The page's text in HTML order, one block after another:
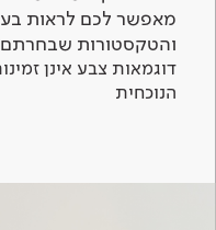
מאפשר לכם לראות
והטקסטורות
דוגמאות צבע אינן
הנוכחית